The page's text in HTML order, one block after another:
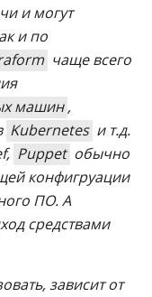
и могут
и по
чаще всего
машин ,
Kubernetes и т.д.
Puppet обычно
конфигруации
ПО. А
средствами
зависит от